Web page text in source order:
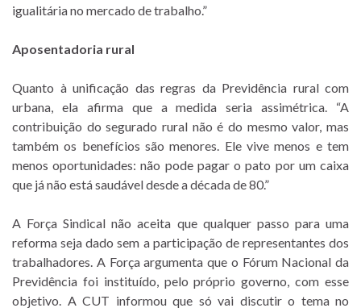
igualitária no mercado de trabalho.”
Aposentadoria rural
Quanto à unificação das regras da Previdência rural com
urbana, ela afirma que a medida seria assimétrica. “A
contribuição do segurado rural não é do mesmo valor, mas
também os benefícios são menores. Ele vive menos e tem
menos oportunidades: não pode pagar o pato por um caixa
que já não está saudável desde a década de 80.”
A Força Sindical não aceita que qualquer passo para uma
reforma seja dado sem a participação de representantes dos
trabalhadores. A Força argumenta que o Fórum Nacional da
Previdência foi instituído, pelo próprio governo, com esse
objetivo. A CUT informou que só vai discutir o tema no